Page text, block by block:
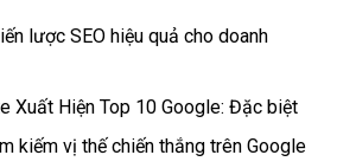
lược SEO hiệu quả cho doanh
Xuất Hiện Top 10 Google: Đặc biệt
kiếm vị thế chiến thắng trên Google